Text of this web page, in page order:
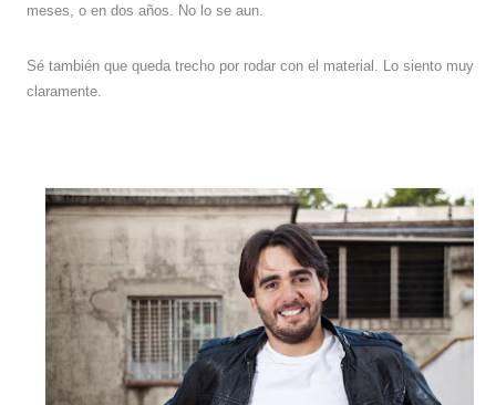
meses, o en dos años. No lo se aun.
Sé también que queda trecho por rodar con el material. Lo siento muy
claramente.